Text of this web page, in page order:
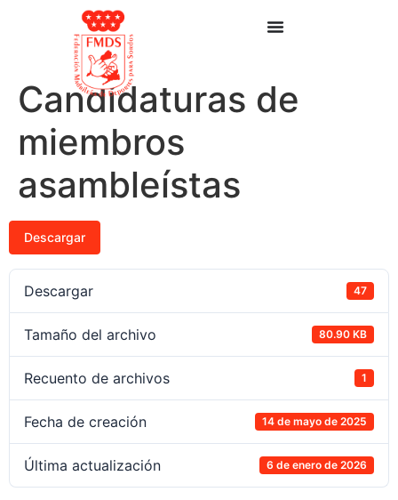
Candidaturas de
miembros
asambleístas
Descargar
Descargar 47
Tamaño del archivo 80.90 KB
Recuento de archivos 1
Fecha de creación 14 de mayo de 2025
Última actualización 6 de enero de 2026